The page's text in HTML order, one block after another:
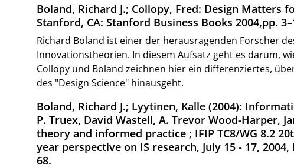
Boland, Richard J.; Collopy, Fred: Design Matters
Stanford, CA: Stanford Business Books 2004,pp.
Richard Boland ist einer der herausragenden Forscher
Innovationstheorien. In diesem Aufsatz geht es darum,
Collopy und Boland zeichnen hier ein differenziertes,
des "Design Science" hinausgeht.
Boland, Richard J.; Lyytinen, Kalle (2004):
P. Truex, David Wastell, A. Trevor Wood-Harper,
theory and informed practice ; IFIP TC8/WG 8.2
year perspective on IS research, July 15 - 17,
68.